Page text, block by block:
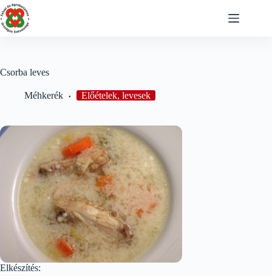
Skip
to
content
Csorba leves
Méhkerék Előételek, levesek
Elkészítés: